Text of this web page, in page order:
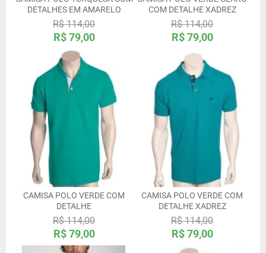
DETALHES EM AMARELO
R$ 79,00
R$ 114,00
COM DETALHE XADREZ
R$ 79,00
R$ 114,00
CAMISA POLO VERDE COM
DETALHE
R$ 79,00
R$ 114,00
CAMISA POLO VERDE COM
DETALHE XADREZ
R$ 79,00
R$ 114,00